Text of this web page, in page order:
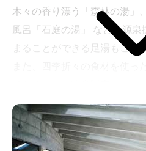
木々の香り漂う「森林の湯」
風呂「石庭の湯」 などの源
まることができる足湯もござ
慌しい日常からちょっと離れ
してみませんか？